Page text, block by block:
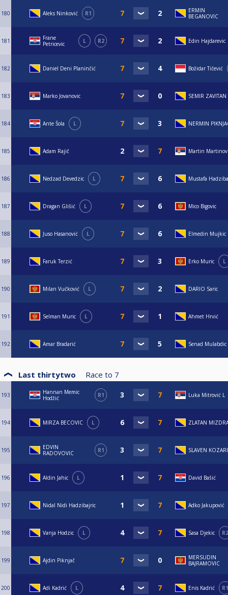
180 Aleks Ninković R1
ERMIN
BEGANOVIC
181
Frane
Petricevic
L R2 Edin Hajdarevic
182 Daniel Deni Planinčić Božidar Tičević
183 Marko Jovanovic SEMIR ZAVITAN
184 Ante Šola L NERMIN
185 Adam Rajič Martin
186 Nedzad Devedzic L Mustafa
187 Dragan Glišić L Mico Bigovic
188 Juso Hasanović L Elmedin Mujkic
189 Faruk Terzić Erko Muric L
190 Milan Vučković L DARIO Saric
191 Selman Muric L Ahmet Hrvić
192 Amar Bradarić Senad Mulabdic
Last thirtytwo Race to 7
193
Hannan Memic
Hodžić
R1 Luka Mitrović L
194 MIRZA BECOVIC L ZLATAN
195
EDVIN
RADOVOVIC
R1 SLAVEN
196 Aldin Jahic L David Bašić
197 Nidal Nidi Hadzibajric Adko Jakupović
198 Vanja Hodzic L Sasa Djekic R2
199 Ajdin Piknjač
MERSUDIN
BAJRAMOVIC
200 Adi Kadrić L Enis Kadrić R1